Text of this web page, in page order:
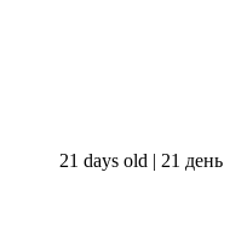
21 days old | 21 день